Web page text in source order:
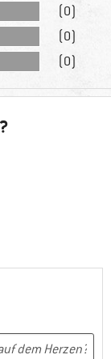
(0)
(0)
(0)